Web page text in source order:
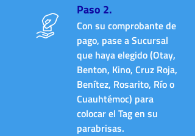
Paso 2.
Con su comprobante de
pago, pase a Sucursal
que haya elegido (Otay,
Benton, Kino, Cruz Roja,
Benítez, Rosarito, Río o
Cuauhtémoc) para
colocar el Tag en su
parabrisas.